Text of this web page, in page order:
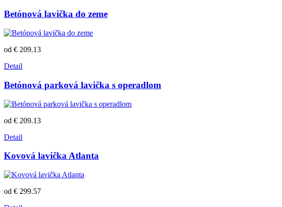
Betónová lavička do zeme
od € 209.13
Detail
Betónová parková lavička s operadlom
od € 209.13
Detail
Kovová lavička Atlanta
od € 299.57